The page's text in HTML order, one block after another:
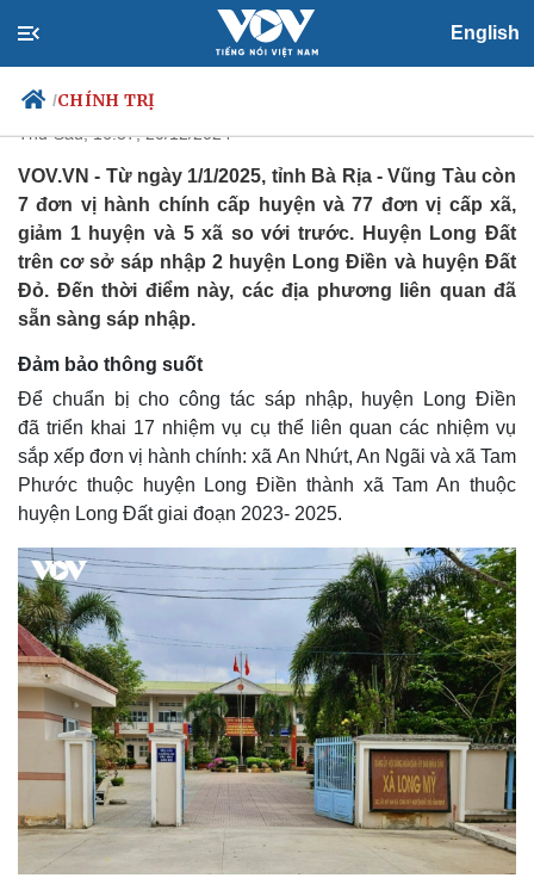
English
/CHÍNH TRỊ
Chính trị
Đảng
Tổ chức nhân sự
Quốc hội
Nhận diện sự thật
Xã hội
Tin 24h
Dự báo thời tiết
Giáo dục
Các địa phương ở Bà Rịa - Vũng
Tàu sẵn sàng cho việc sáp nhập
Thứ Sáu, 16:37, 20/12/2024
VOV.VN - Từ ngày 1/1/2025, tỉnh Bà Rịa - Vũng Tàu còn
7 đơn vị hành chính cấp huyện và 77 đơn vị cấp xã,
giảm 1 huyện và 5 xã so với trước. Huyện Long Đất
trên cơ sở sáp nhập 2 huyện Long Điền và huyện Đất
Đỏ. Đến thời điểm này, các địa phương liên quan đã
sẵn sàng sáp nhập.
Đảm bảo thông suốt
Để chuẩn bị cho công tác sáp nhập, huyện Long Điền
đã triển khai 17 nhiệm vụ cụ thể liên quan các nhiệm vụ
sắp xếp đơn vị hành chính: xã An Nhứt, An Ngãi và xã Tam
Phước thuộc huyện Long Điền thành xã Tam An thuộc
huyện Long Đất giai đoạn 2023- 2025.